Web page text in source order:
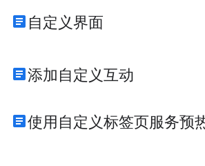
article 自定义界面
article添加自定义互动
article使用自定义标签页服务预